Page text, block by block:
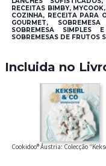
RECEITAS BIMBY,
COZINHA, RECEITA PARA
GOURMET,
SOBREMESA SIMPLES
SOBREMESAS DE FRUTOS
Incluida no
Cookidoo® Áustria: Colecção